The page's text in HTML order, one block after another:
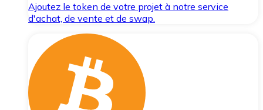
Ajoutez le token de votre projet à notre service
d'achat, de vente et de swap.